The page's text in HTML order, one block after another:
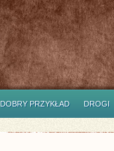
DOBRY PRZYKŁAD DROGI